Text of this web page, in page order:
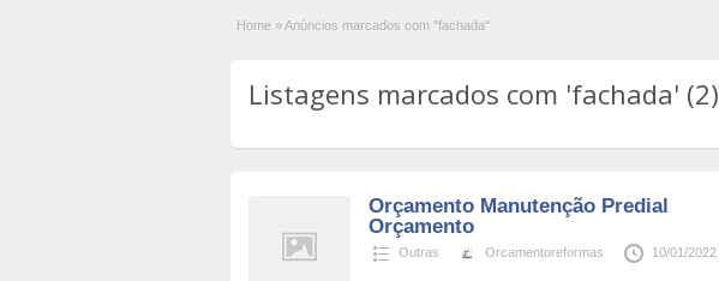
Home »Anúncios marcados com "fachada"
Listagens marcados com 'fachada' (2)
Orçamento Manutenção Predial
Orçamento
Outras Orcamentoreformas 10/01/2022